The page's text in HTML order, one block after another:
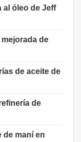
al óleo de Jeff
de
de aceite de
de
de maní en